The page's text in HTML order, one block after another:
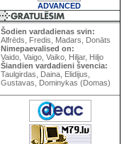
ADVANCED
Šodien vardadienas svin:
Alfrēds, Fredis, Madars, Donāts
Nimepaevalised on:
Vaido, Vaigo, Vaiko, Hiljar, Hiljo
Šiandien vardadieni švencia:
Taulgirdas, Daina, Elidijus,
Gustavas, Dominykas (Domas)